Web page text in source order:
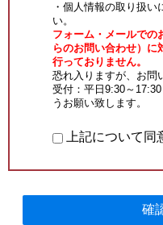
・個人情報の取り扱い
い。
フォーム・メールでの
らのお問い合わせ）に
行っておりません。
恐れ入りますが、お
受付：平日9:30～
うお願い致します。
上記について同
確